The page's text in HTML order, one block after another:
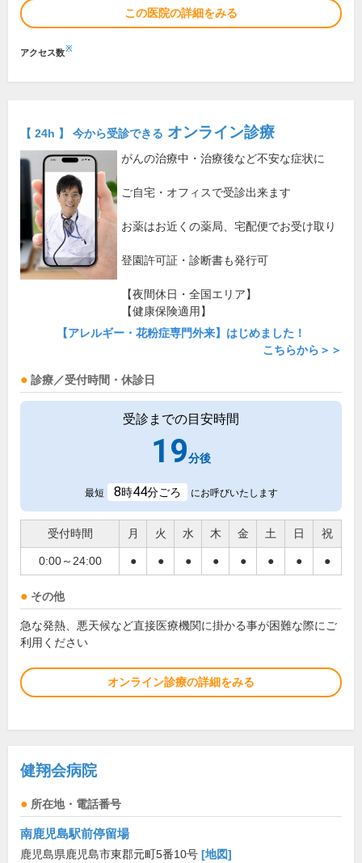
この医院の詳細をみる
アクセス数※
【 24h 】 今から受診できる オンライン診療
がんの治療中・治療後など不安な症状に
ご自宅・オフィスで受診出来ます
お薬はお近くの薬局、宅配便でお受け取り
登園許可証・診断書も発行可
【夜間休日・全国エリア】
【健康保険適用】
【アレルギー・花粉症専門外来】はじめました！
こちらから＞＞
診療／受付時間・休診日
受診までの目安時間
19分後
最短 8時44分ごろ にお呼びいたします
受付時間 月 火 水 木 金 土 日 祝
0:00～24:00 ● ● ● ● ● ● ● ●
その他
急な発熱、悪天候など直接医療機関に掛かる事が困難な際にご
利用ください
オンライン診療の詳細をみる
健翔会病院
所在地・電話番号
南鹿児島駅前停留場
鹿児島県鹿児島市東郡元町5番10号 [地図]